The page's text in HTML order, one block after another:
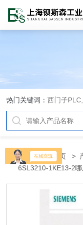
热门关键词：西门子
当前位置：首页 >
6SL3210-1KE13-2